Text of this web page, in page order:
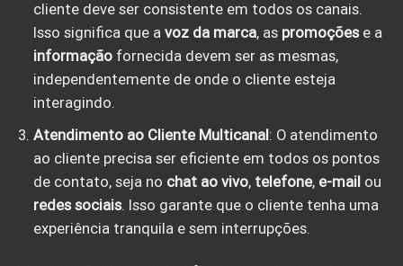
cliente deve ser consistente em todos os canais.
Isso significa que a voz da marca, as promoçõese a
informaçãofornecida devem ser as mesmas,
independentemente de onde o cliente esteja
interagindo.
Atendimento ao Cliente Multicanal : O atendimento
ao cliente precisa ser eficiente em todos os pontos
de contato, seja no chat ao vivo, telefone, e-mail ou
redes sociais. Isso garante que o cliente tenha uma
experiência tranquila e sem interrupções.